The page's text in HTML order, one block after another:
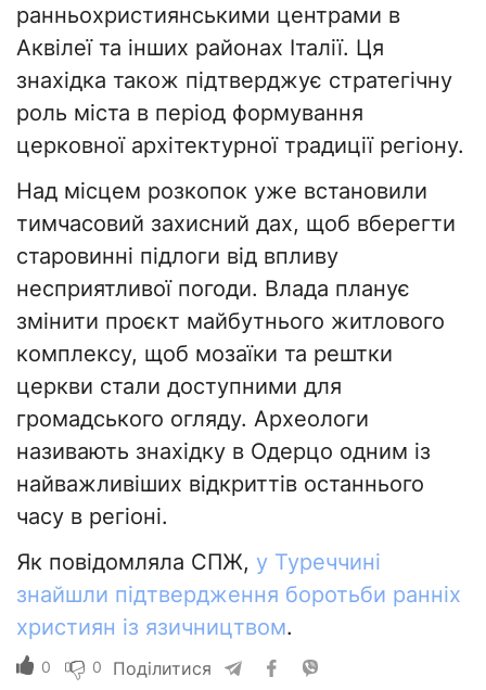
ранньохристиянськими центрами в
Аквілеї та інших районах Італії. Ця
знахідка також підтверджує стратегічну
роль міста в період формування
церковної архітектурної традиції регіону.
Над місцем розкопок уже встановили
тимчасовий захисний дах, щоб вберегти
старовинні підлоги від впливу
несприятливої погоди. Влада планує
змінити проєкт майбутнього житлового
комплексу, щоб мозаїки та рештки
церкви стали доступними для
громадського огляду. Археологи
називають знахідку в Одерцо одним із
найважливіших відкриттів останнього
часу в регіоні.
Як повідомляла СПЖ, у Туреччині
знайшли підтвердження боротьби ранніх
християн із язичництвом.
0 0 Поділитися